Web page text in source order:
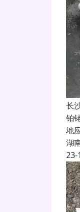
长
铂
地
湖
23-